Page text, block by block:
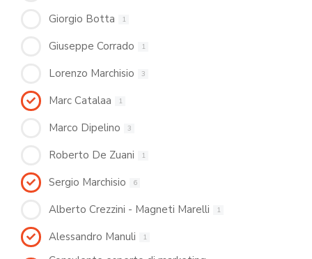
Giorgio Botta 1
Giuseppe Corrado 1
Lorenzo Marchisio 3
Marc Catalaa 1
Marco Dipelino 3
Roberto De Zuani 1
Sergio Marchisio 6
Alberto Crezzini - Magneti Marelli 1
Alessandro Manuli 1